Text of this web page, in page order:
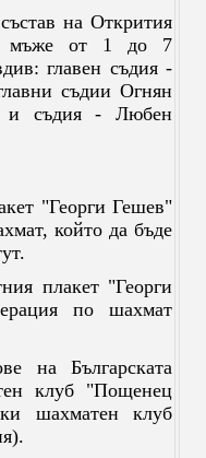
на Открития
мъже от 1 до 7
главен съдия -
съдии Огнян
и съдия - Любен
"Георги Гешев"
който да бъде
плакет "Георги
по шахмат
на Българската
клуб "Пощенец
шахматен клуб